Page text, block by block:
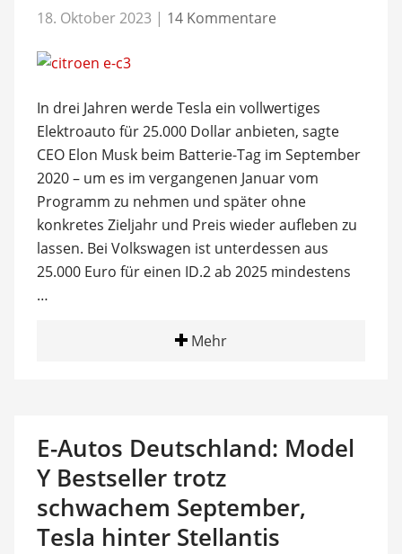
18. Oktober 2023 | 14 Kommentare
In drei Jahren werde Tesla ein vollwertiges
Elektroauto für 25.000 Dollar anbieten, sagte
CEO Elon Musk beim Batterie-Tag im September
2020 – um es im vergangenen Januar vom
Programm zu nehmen und später ohne
konkretes Zieljahr und Preis wieder aufleben zu
lassen. Bei Volkswagen ist unterdessen aus
25.000 Euro für einen ID.2 ab 2025 mindestens
…
Mehr
E-Autos Deutschland: Model
Y Bestseller trotz
schwachem September,
Tesla hinter Stellantis